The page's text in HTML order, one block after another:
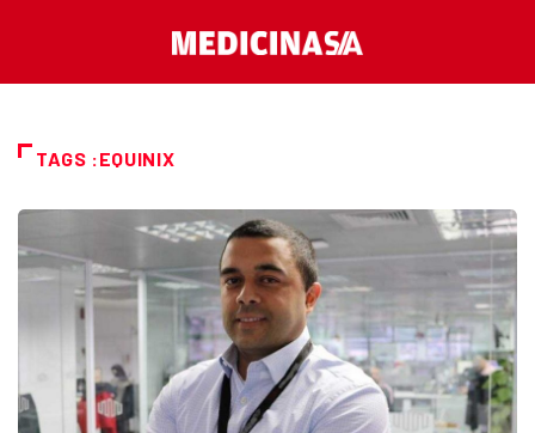
TAGS :EQUINIX